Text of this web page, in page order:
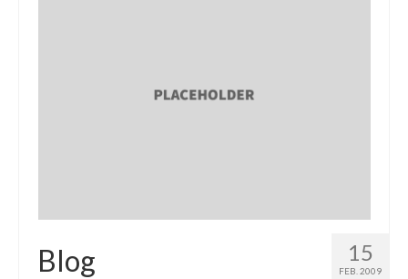
15
FEB. 2009
Blog